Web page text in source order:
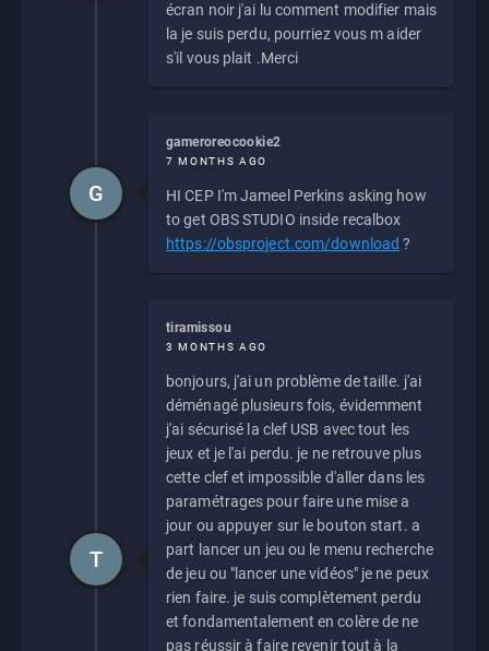
écran noir j'ai lu comment modifier mais
la je suis perdu, pourriez vous m aider
s'il vous plait .Merci
gameroreocookie2
7 MONTHS AGO
HI CEP I'm Jameel Perkins asking how
to get OBS STUDIO inside recalbox
https://obsproject.com/download ?
G
tiramissou
3 MONTHS AGO
bonjours, j'ai un problème de taille. j'ai
déménagé plusieurs fois, évidemment
j'ai sécurisé la clef USB avec tout les
jeux et je l'ai perdu. je ne retrouve plus
cette clef et impossible d'aller dans les
paramétrages pour faire une mise a
jour ou appuyer sur le bouton start. a
part lancer un jeu ou le menu recherche
de jeu ou "lancer une vidéos" je ne peux
rien faire. je suis complètement perdu
et fondamentalement en colère de ne
pas réussir à faire revenir tout à la
T